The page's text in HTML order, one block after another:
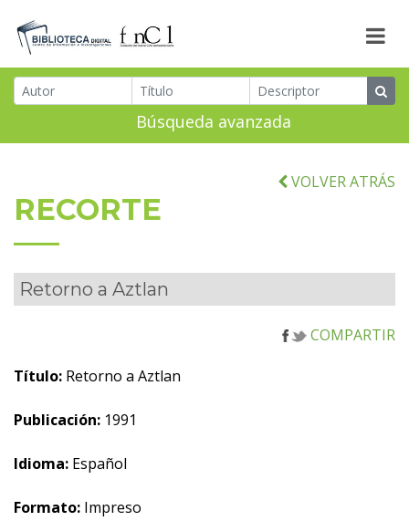
Búsqueda avanzada
VOLVER ATRÁS
RECORTE
Retorno a Aztlan
COMPARTIR
Título: Retorno a Aztlan
Publicación: 1991
Idioma: Español
Formato: Impreso